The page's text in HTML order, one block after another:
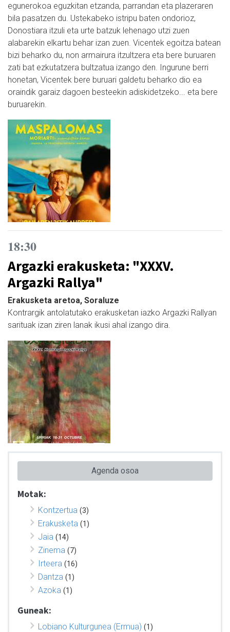
egunerokoa eguzkitan etzanda, parrandan eta plazeraren
bila pasatzen du. Ustekabeko istripu baten ondorioz,
Donostiara itzuli eta urte batzuk lehenago utzi zuen
alabarekin elkartu behar izan zuen. Vicentek egoitza batean
bizi beharko du, non armairura itzultzera eta bere buruaren
zati bat ezkutatzera bultzatua izango den. Ingurune berri
honetan, Vicentek bere buruari galdetu beharko dio ea
oraindik garaiz dagoen besteekin adiskidetzeko... eta bere
buruarekin.
18:30
Argazki erakusketa: "XXXV.
Argazki Rallya"
Erakusketa aretoa, Soraluze
Kontrargik antolatutako erakusketan iazko Argazki Rallyan
sarituak izan ziren lanak ikusi ahal izango dira.
Agenda osoa
Motak:
Kontzertua (3)
Erakusketa (1)
Jaia (14)
Zinema (7)
Irteera (16)
Dantza (1)
Azoka (1)
Guneak:
Lobiano Kulturgunea (Ermua) (1)